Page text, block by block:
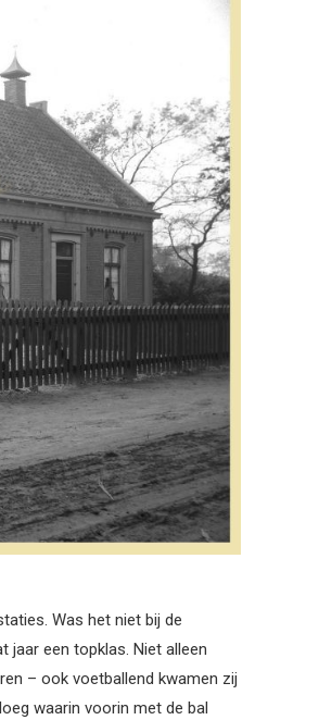
Was het niet bij de
jaar een topklas. Niet alleen
– ook voetballend kwamen zij
waarin voorin met de bal